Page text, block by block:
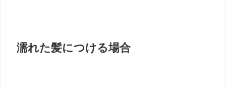
濡れた髪につける場合